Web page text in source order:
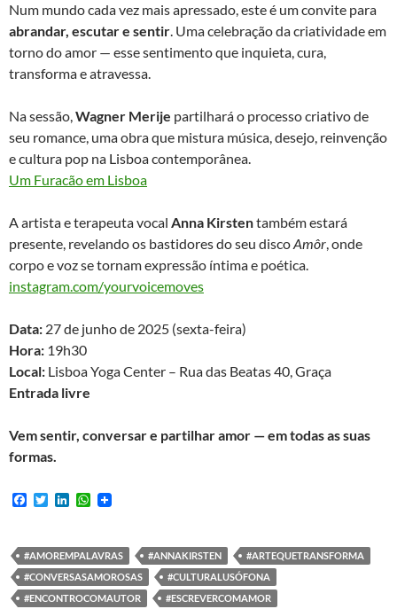
Num mundo cada vez mais apressado, este é um convite para
abrandar, escutar e sentir. Uma celebração da criatividade em
torno do amor — esse sentimento que inquieta, cura,
transforma e atravessa.
Na sessão,Wagner Merije partilhará o processo criativo de
seu romance, uma obra que mistura música, desejo, reinvenção
e cultura pop na Lisboa contemporânea.
Um Furacão em Lisboa
A artista e terapeuta vocal Anna Kirstentambém estará
presente, revelando os bastidores do seu discoAmôr, onde
corpo e voz se tornam expressão íntima e poética.
instagram.com/yourvoicemoves
Data: 27 de junho de 2025 (sexta-feira)
Hora: 19h30
Local: Lisboa Yoga Center – Rua das Beatas 40, Graça
Entrada livre
Vem sentir, conversar e partilhar amor — em todas as suas
formas.
F
b
o
o
k
T
t
e
r
e
d
I
n
W
s
A
p
p
#AMOREMPALAVRAS #ANNAKIRSTEN
#ARTEQUETRANSFORMA
#CONVERSASAMOROSAS
#CULTURALUSÓFONA
#ENCONTROCOMAUTOR
#ESCREVERCOMAMOR